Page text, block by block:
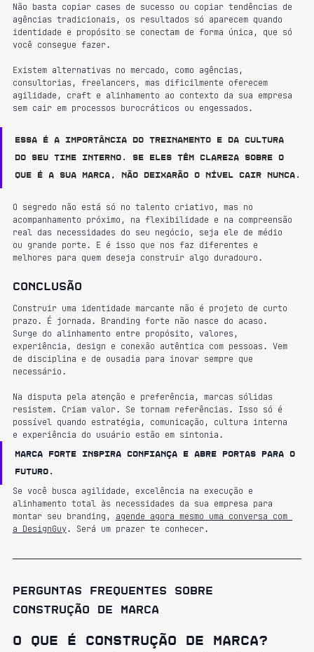
Não basta copiar cases de sucesso ou copiar tendências de
agências tradicionais, os resultados só aparecem quando
identidade e propósito se conectam de forma única, que só
você consegue fazer.
Existem alternativas no mercado, como agências,
consultorias, freelancers, mas dificilmente oferecem
agilidade, craft e alinhamento ao contexto da sua empresa
sem cair em processos burocráticos ou engessados.
Essa é a importância do treinamento e da cultura
do seu time interno. Se eles têm clareza sobre o
que é a sua marca, não deixarão o nível cair nunca.
O segredo não está só no talento criativo, mas no
acompanhamento próximo, na flexibilidade e na compreensão
real das necessidades do seu negócio, seja ele de médio
ou grande porte. E é isso que nos faz diferentes e
melhores para quem deseja construir algo duradouro.
Conclusão
Construir uma identidade marcante não é projeto de curto
prazo. É jornada. Branding forte não nasce do acaso.
Surge do alinhamento entre propósito, valores,
experiência, design e conexão autêntica com pessoas. Vem
de disciplina e de ousadia para inovar sempre que
necessário.
Na disputa pela atenção e preferência, marcas sólidas
resistem. Criam valor. Se tornam referências. Isso só é
possível quando estratégia, comunicação, cultura interna
e experiência do usuário estão em sintonia.
Marca forte inspira confiança e abre portas para o
futuro.
Se você busca agilidade, excelência na execução e
alinhamento total às necessidades da sua empresa para
montar seu branding, agende agora mesmo uma conversa com
a DesignGuy. Será um prazer te conhecer.
Perguntas frequentes sobre
construção de marca
O que é construção de marca?